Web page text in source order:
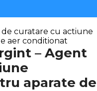
de curatare cu actiune
aer conditionat
– Agent
aparate de